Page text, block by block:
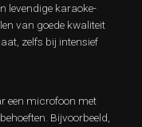
levendige karaoke-
van goede kwaliteit
zelfs bij intensief
een microfoon met
Bijvoorbeeld,